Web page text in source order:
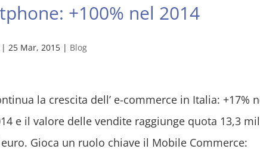
+100% nel 2014
25 Mar, 2015| Blog
la crescita dell’ e-commerce in Italia: +17%
e il valore delle vendite raggiunge quota 13,3
Gioca un ruolo chiave il Mobile Commerce: